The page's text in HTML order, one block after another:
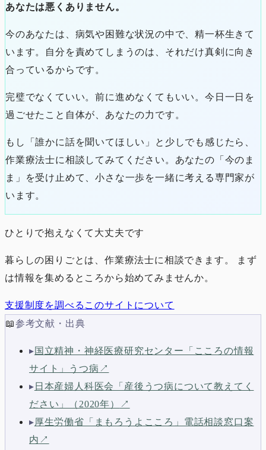
あなたは悪くありません。
今のあなたは、病気や困難な状況の中で、精一杯生きて
います。自分を責めてしまうのは、それだけ真剣に向き
合っているからです。
完璧でなくていい。前に進めなくてもいい。今日一日を
過ごせたこと自体が、あなたの力です。
もし「誰かに話を聞いてほしい」と少しでも感じたら、
作業療法士に相談してみてください。あなたの「今のま
ま」を受け止めて、小さな一歩を一緒に考える専門家が
います。
ひとりで抱えなくて大丈夫です
暮らしの困りごとは、作業療法士に相談できます。 まず
は情報を集めるところから始めてみませんか。
支援制度を調べる このサイトについて
📖参考文献・出典
▸国立精神・神経医療研究センター「こころの情報
サイト」うつ病 ↗
▸ 日本産婦人科医会「産後うつ病について教えてく
ださい」（2020年）
↗
▸厚生労働省「まもろうよこころ」電話相談窓口案
内 ↗